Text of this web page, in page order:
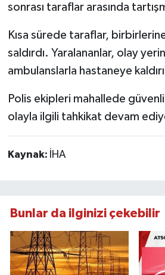
sonrası taraflar arasında
Kısa sürede taraflar,
saldırdı. Yaralananlar, olay
ambulanslarla hastaneye
Polis ekipleri mahallede
olayla ilgili tahkikat devam
Kaynak: İHA
Bunlar da ilginizi çekebilir
RESMİ İLAN